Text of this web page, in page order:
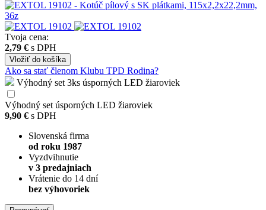
Tvoja cena:
2,79 € s DPH
Vložiť do košíka
Ako sa stať členom Klubu TPD Rodina?
Výhodný set 3ks úsporných LED žiaroviek
Výhodný set úsporných LED žiaroviek
9,90 € s DPH
Slovenská firma
od roku 1987
Vyzdvihnutie
v 3 predajniach
Vrátenie do 14 dní
bez výhovoriek